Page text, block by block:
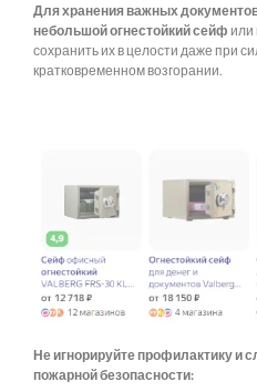
Для хранения важных
небольшой огнестойкий сейф или
сохранить их в целости даже при
кратковременном возгорании.
Не игнорируйте профилактику и
пожарной безопасности: